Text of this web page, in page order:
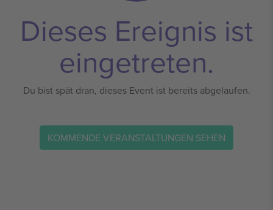
Dieses Ereignis ist
eingetreten.
Du bist spät dran, dieses Event ist bereits abgelaufen.
KOMMENDE VERANSTALTUNGEN SEHEN